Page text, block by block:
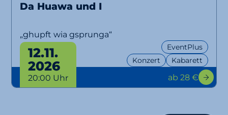
Da Huawa und I
„ghupft wia gsprunga“
Konzert Kabarett
EventPlus
12.11.
2026
20:00 Uhr ab 28 €